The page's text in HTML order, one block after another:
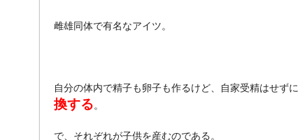
雌雄同体で有名なアイツ。
自分の体内で精子も卵子も作るけど、自家受精はせずに
換する。
で、それぞれが子供を産むのである。